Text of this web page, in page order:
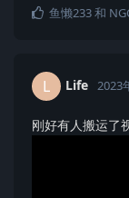
鱼懒233和
L Life 2023
刚好有人搬运了